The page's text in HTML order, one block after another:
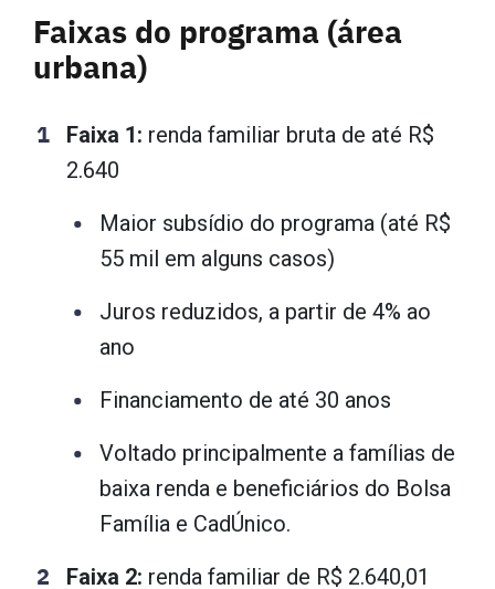
Faixas do programa (área
urbana)
Faixa 1: renda familiar bruta de até R$
2.640
Maior subsídio do programa (até R$
55 mil em alguns casos)
Juros reduzidos, a partir de 4% ao
ano
Financiamento de até 30 anos
Voltado principalmente a famílias de
baixa renda e beneficiários do Bolsa
Família e CadÚnico.
Faixa 2: renda familiar de R$ 2.640,01